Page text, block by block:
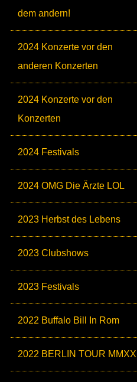
dem andern!
2024 Konzerte vor den
anderen Konzerten
2024 Konzerte vor den
Konzerten
2024 Festivals
2024 OMG Die Ärzte LOL
2023 Herbst des Lebens
2023 Clubshows
2023 Festivals
2022 Buffalo Bill In Rom
2022 BERLIN TOUR MMXXII